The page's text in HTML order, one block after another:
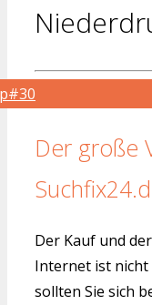
Der große
Der Kauf und
Internet ist nicht
sollten Sie sich